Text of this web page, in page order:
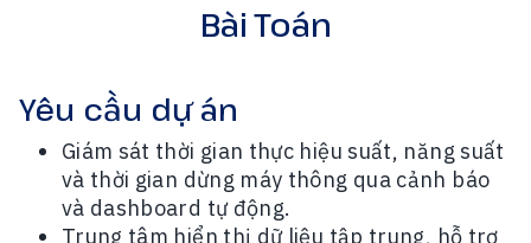
Bài Toán
Yêu cầu dự án
Giám sát thời gian thực hiệu suất, năng suất
và thời gian dừng máy thông qua cảnh báo
và dashboard tự động.
Trung tâm hiển thị dữ liệu tập trung, hỗ trợ